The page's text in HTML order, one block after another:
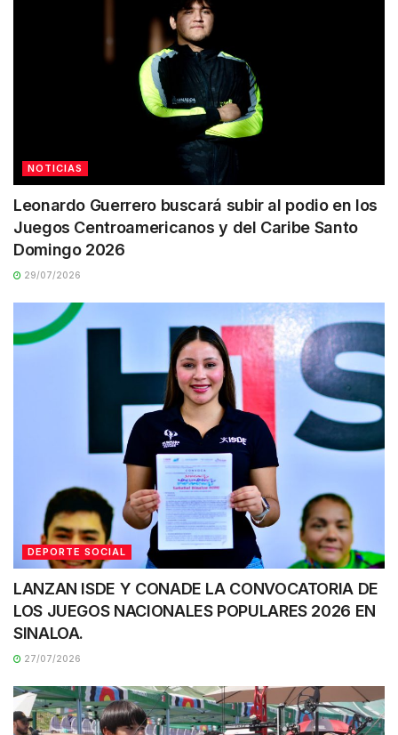
NOTICIAS
Leonardo Guerrero buscará subir al podio en los
Juegos Centroamericanos y del Caribe Santo
Domingo 2026
29/07/2026
DEPORTE SOCIAL
LANZAN ISDE Y CONADE LA CONVOCATORIA DE
LOS JUEGOS NACIONALES POPULARES 2026 EN
SINALOA.
27/07/2026